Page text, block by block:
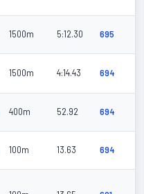
1500m 5:12.30 695
1500m 4:14.43 694
400m 52.92 694
100m 13.63 694